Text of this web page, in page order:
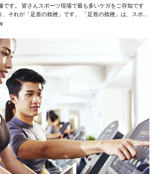
です。 皆さんスポーツ現場で最も多いケガをご存知です
首の捻挫」です。 「足首の捻挫」は、スポー
おい...